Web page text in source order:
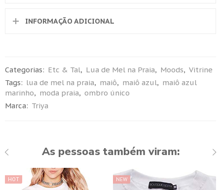
INFORMAÇÃO ADICIONAL
Categorias: Etc & Tal, Lua de Mel na Praia, Moods, Vitrine
Tags: lua de mel na praia, maiô, maiô azul, maiô azul
marinho, moda praia, ombro único
Marca: Triya
As pessoas também viram:
HOT NEW